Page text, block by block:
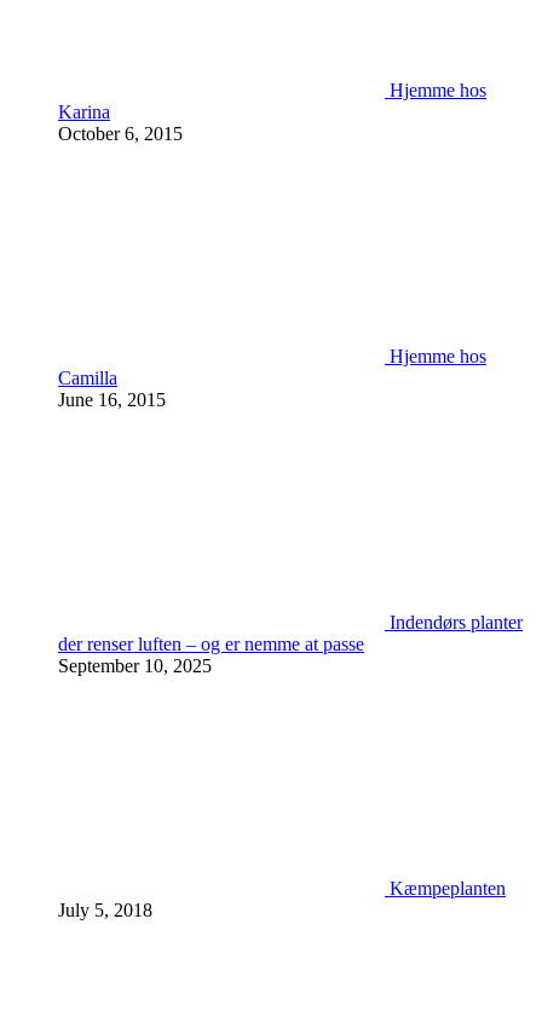
Hjemme hos
Karina
October 6, 2015
Hjemme hos
Camilla
June 16, 2015
Indendørs planter
der renser luften – og er nemme at passe
September 10, 2025
Kæmpeplanten
July 5, 2018